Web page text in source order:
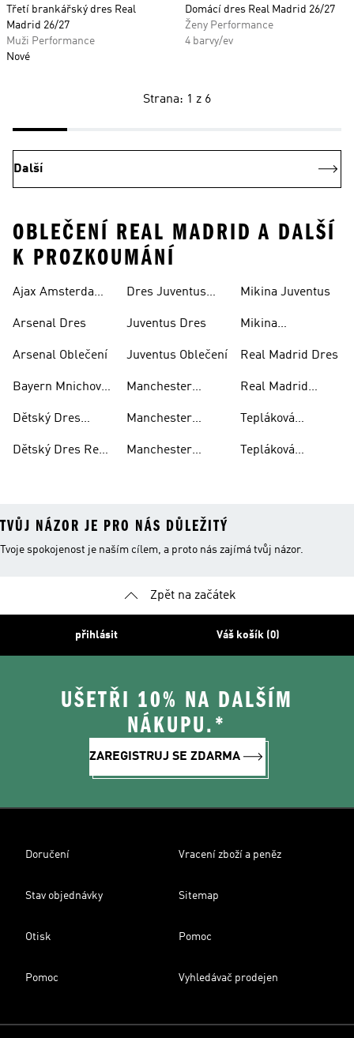
Třetí brankářský dres Real
Madrid 26/27
Muži Performance
Nové
Domácí dres Real Madrid 26/27
Ženy Performance
4 barvy/ev
Strana: 1 z 6
Další
OBLEČENÍ REAL MADRID A DALŠÍ
K PROZKOUMÁNÍ
Ajax Amsterdam
Arsenal Dres
Arsenal Oblečení
Bayern Mnichov
Dětský Dres
Dětský Dres Real
Dres Juventus
Juventus Dres
Juventus Oblečení
Manchester
Manchester
Manchester
Mikina Juventus
Mikina
United
Real Madrid Dres
Real Madrid
Tepláková
Juventus
Tepláková
TVŮJ NÁZOR JE PRO NÁS DŮLEŽITÝ
Tvoje spokojenost je naším cílem, a proto nás zajímá tvůj názor.
Zpět na začátek
přihlásit Váš košík (0)
UŠETŘI 10% NA DALŠÍM
NÁKUPU.*
ZAREGISTRUJ SE ZDARMA
Doručení Vracení zboží a peněz
Stav objednávky Sitemap
Otisk Pomoc
Pomoc Vyhledávač prodejen